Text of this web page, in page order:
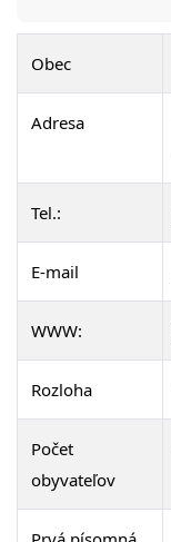
Obec
Adresa
Tel.:
E-mail
WWW:
Rozloha
Počet
obyvateľov